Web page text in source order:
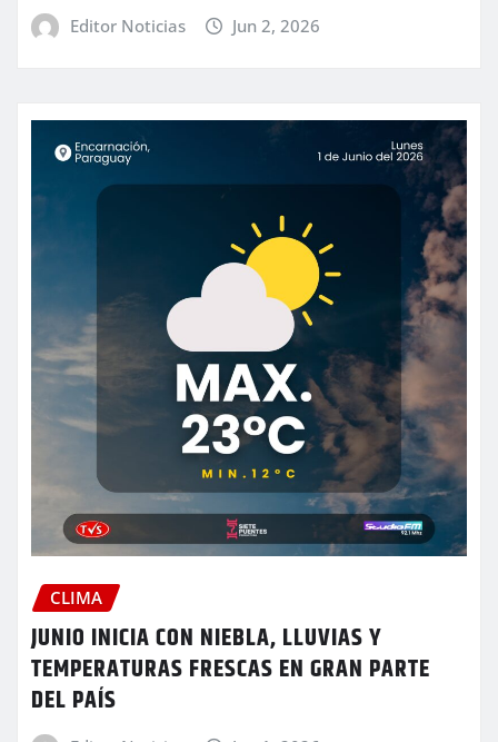
Editor Noticias Jun 2, 2026
CLIMA
JUNIO INICIA CON NIEBLA, LLUVIAS Y
TEMPERATURAS FRESCAS EN GRAN PARTE
DEL PAÍS